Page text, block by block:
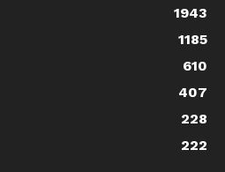
1943
1185
610
407
228
222